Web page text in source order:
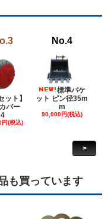
ット】
バー
4
(税込)
No.4
標準バケ
ット ピン径35m
m
90,000円(税込)
>
も買っています